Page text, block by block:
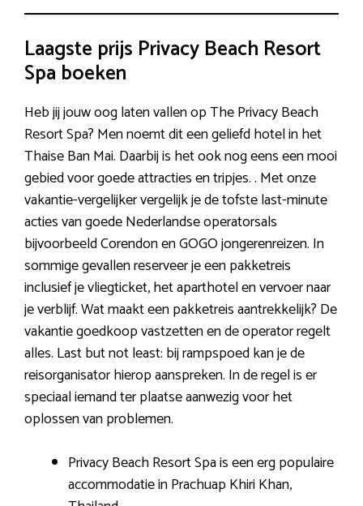
Laagste prijs Privacy Beach Resort
Spa boeken
Heb jij jouw oog laten vallen op The Privacy Beach
Resort Spa? Men noemt dit een geliefd hotel in het
Thaise Ban Mai. Daarbij is het ook nog eens een mooi
gebied voor goede attracties en tripjes. . Met onze
vakantie-vergelijker vergelijk je de tofste last-minute
acties van goede Nederlandse operatorsals
bijvoorbeeld Corendon en GOGO jongerenreizen. In
sommige gevallen reserveer je een pakketreis
inclusief je vliegticket, het aparthotel en vervoer naar
je verblijf. Wat maakt een pakketreis aantrekkelijk? De
vakantie goedkoop vastzetten en de operator regelt
alles. Last but not least: bij rampspoed kan je de
reisorganisator hierop aanspreken. In de regel is er
speciaal iemand ter plaatse aanwezig voor het
oplossen van problemen.
Privacy Beach Resort Spa is een erg populaire
accommodatie in Prachuap Khiri Khan,